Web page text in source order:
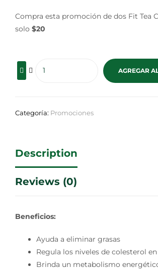
Compra esta promoción de dos Fit Tea
solo $20
AGREGAR
Categoría: Promociones
Description
Reviews (0)
Beneficios:
Ayuda a eliminar grasas
Regula los niveles de colesterol
Brinda un metabolismo